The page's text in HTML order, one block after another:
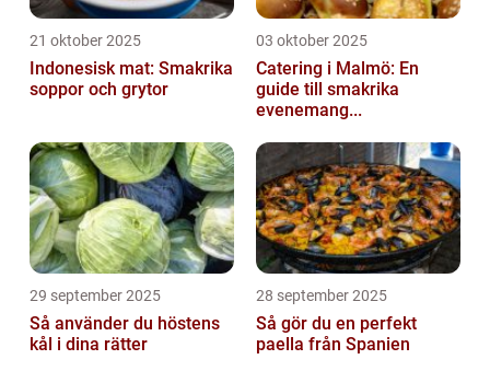
21 oktober 2025
Indonesisk mat: Smakrika
soppor och grytor
03 oktober 2025
Catering i Malmö: En
guide till smakrika
evenemang...
29 september 2025
Så använder du höstens
kål i dina rätter
28 september 2025
Så gör du en perfekt
paella från Spanien